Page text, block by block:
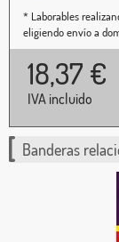
* Laborables
eligiendo envío a
18,37 €
IVA incluido
Banderas